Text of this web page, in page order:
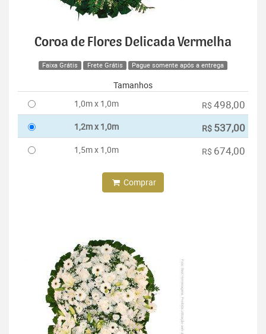
Coroa de Flores Delicada Vermelha
Faixa Grátis Frete Grátis Pague somente após a entrega
Tamanhos
1,0m x 1,0m
R$ 498,00
1,2m x 1,0m R$ 537,00
1,5m x 1,0m R$ 674,00
Comprar